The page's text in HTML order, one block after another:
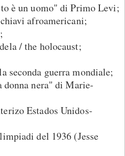
è un uomo" di Primo Levi;
afroamericani;
/ the holocaust;
seconda guerra mondiale;
nera" di Marie-
Estados Unidos-
del 1936 (Jesse